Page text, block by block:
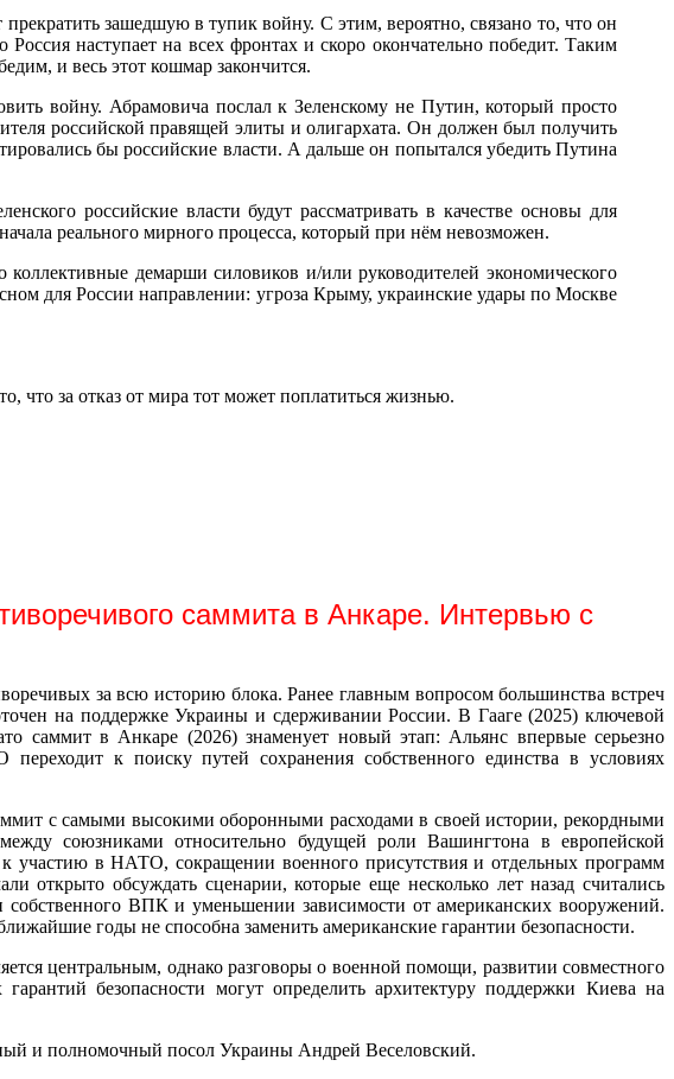
зашедшую в тупик войну. С этим, вероятно, связано то, что он
наступает на всех фронтах и скоро окончательно победит. Таким
и весь этот кошмар закончится.
войну. Абрамовича послал к Зеленскому не Путин, который просто
российской правящей элиты и олигархата. Он должен был получить
бы российские власти. А дальше он попытался убедить Путина
российские власти будут рассматривать в качестве основы для
реального мирного процесса, который при нём невозможен.
демарши силовиков и/или руководителей экономического
для России направлении: угроза Крыму, украинские удары по Москве
что за отказ от мира тот может поплатиться жизнью.
саммита в Анкаре. Интервью с
за всю историю блока. Ранее главным вопросом большинства встреч
на поддержке Украины и сдерживании России. В Гааге (2025) ключевой
саммит в Анкаре (2026) знаменует новый этап: Альянс впервые серьезно
к поиску путей сохранения собственного единства в условиях
с самыми высокими оборонными расходами в своей истории, рекордными
союзниками относительно будущей роли Вашингтона в европейской
к участию в НАТО, сокращении военного присутствия и отдельных программ
открыто обсуждать сценарии, которые еще несколько лет назад считались
собственного ВПК и уменьшении зависимости от американских вооружений.
годы не способна заменить американские гарантии безопасности.
центральным, однако разговоры о военной помощи, развитии совместного
безопасности могут определить архитектуру поддержки Киева на
и полномочный посол Украины Андрей Веселовский.